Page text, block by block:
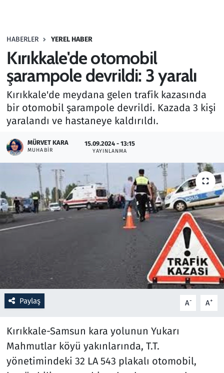
HABERLER YEREL HABER
Kırıkkale'de otomobil
şarampole devrildi: 3 yaralı
Kırıkkale'de meydana gelen trafik kazasında
bir otomobil şarampole devrildi. Kazada 3 kişi
yaralandı ve hastaneye kaldırıldı.
MÜRVET KARA
MUHABIR
15.09.2024 - 13:15
YAYINLANMA
Paylaş A- A+
Kırıkkale-Samsun kara yolunun Yukarı
Mahmutlar köyü yakınlarında, T.T.
yönetimindeki 32 LA 543 plakalı otomobil,
Haber
Kültür Sanat
Kurumsal Haberler
Lezzet Durağı
Memur ve Kamu
Otomobil
Oyun
Ramazan
Rüya Tabirleri
Sağlık
Seçim 2023